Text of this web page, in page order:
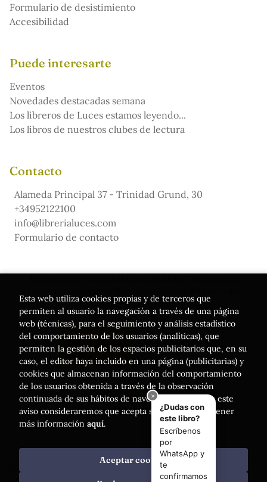
Formulario de desistimiento
Accesibilidad
Puede interesarte
Eventos
Novedades destacadas semana
Los libreros de Luces estamos leyendo...
Los libros de nuestros clubes de lectura
Contacto
Alameda Principal 37 - Trinidad Grund, 30
+34952122100
info@librerialuces.com
Formulario de contacto
Cómic y de la Lectura
. Todos los Derechos Reservados |
Esta web utiliza cookies propias y de terceros que
permiten al usuario la navegación a través de una página
web (técnicas), para el seguimiento y análisis estadístico
del comportamiento de los usuarios (analíticas), que
permiten la gestión de los espacios publicitarios que, en su
caso, el editor haya incluido en una página (publicitarias) y
cookies que almacenan información del comportamiento
de los usuarios obtenida a través de la observación
continuada de sus hábitos de navegación. Si acepta este
aviso consideraremos que acepta su uso. Puede obtener
más información aquí.
Aceptar cookies